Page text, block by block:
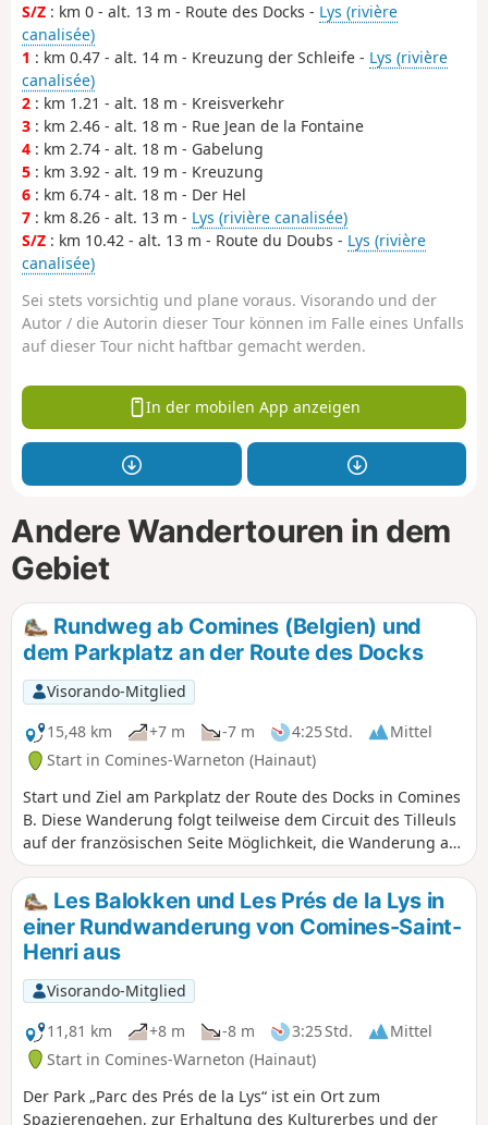
S/Z : km 0 - alt. 13 m - Route des Docks - Lys (rivière
canalisée)
1 : km 0.47 - alt. 14 m - Kreuzung der Schleife - Lys (rivière
canalisée)
2 : km 1.21 - alt. 18 m - Kreisverkehr
3 : km 2.46 - alt. 18 m - Rue Jean de la Fontaine
4 : km 2.74 - alt. 18 m - Gabelung
5 : km 3.92 - alt. 19 m - Kreuzung
6 : km 6.74 - alt. 18 m - Der Hel
7 : km 8.26 - alt. 13 m - Lys (rivière canalisée)
S/Z : km 10.42 - alt. 13 m - Route du Doubs - Lys (rivière
canalisée)
Sei stets vorsichtig und plane voraus. Visorando und der
Autor / die Autorin dieser Tour können im Falle eines Unfalls
auf dieser Tour nicht haftbar gemacht werden.
In der mobilen App anzeigen
Andere Wandertouren in dem
Gebiet
Rundweg ab Comines (Belgien) und
dem Parkplatz an der Route des Docks
Visorando-Mitglied
15,48 km
+7 m -7 m 4:25 Std.
Mittel
Start in Comines-Warneton (Hainaut)
Start und Ziel am Parkplatz der Route des Docks in Comines
B. Diese Wanderung folgt teilweise dem Circuit des Tilleuls
auf der französischen Seite Möglichkeit, die Wanderung am
Quai Verboeckhoven in Warneton zu beginnen
Les Balokken und Les Prés de la Lys in
einer Rundwanderung von Comines-Saint-
Henri aus
Visorando-Mitglied
11,81 km
+8 m -8 m 3:25 Std.
Mittel
Start in Comines-Warneton (Hainaut)
Der Park „Parc des Prés de la Lys“ ist ein Ort zum
Spazierengehen, zur Erhaltung des Kulturerbes und der